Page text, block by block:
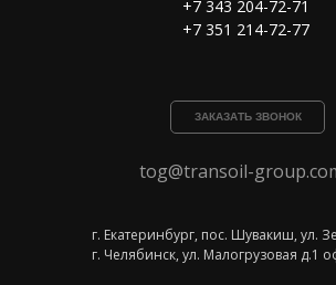
+7 343 204-72-71
+7 351 214-72-77
ЗАКАЗАТЬ ЗВОНОК
tog@transoil-
г. Екатеринбург, пос. Шувакиш, ул.
г. Челябинск, ул. Малогрузовая д.1